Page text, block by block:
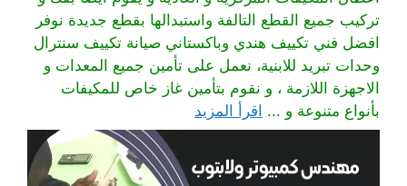
تركيب جميع القطع التالفة واستبدالها بقطع جديدة نوفر
افضل فني تكييف هندي وباكستاني صيانة تكييف سنترال
وحدات تبريد للابنية، نعمل على تأمين جميع المعدات و
الاجهزة اللازمة ، و نقوم بتأمين غاز خاص للمكيفات
بأنواع متنوعة و ... اقرأ المزيد